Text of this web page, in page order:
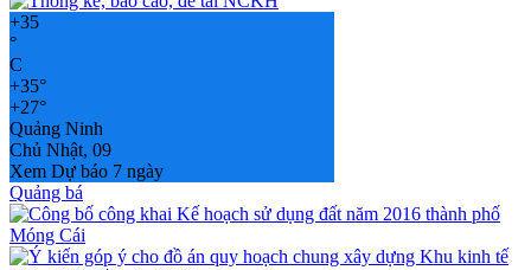
+35
°
C
+35°
+27°
Quảng Ninh
Chủ Nhật, 09
Xem Dự báo 7 ngày
Quảng bá